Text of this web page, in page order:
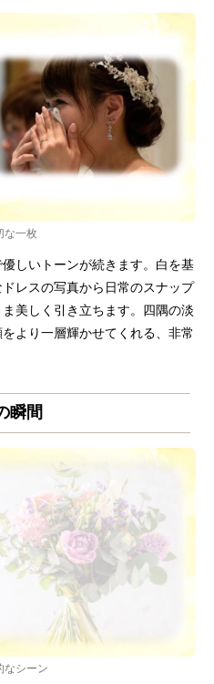
な一枚
しいトーンが続きます。白を基
レスの写真から日常のスナップ
美しく引き立ちます。四隅の淡
より一層輝かせてくれる、非常
瞬間
なシーン